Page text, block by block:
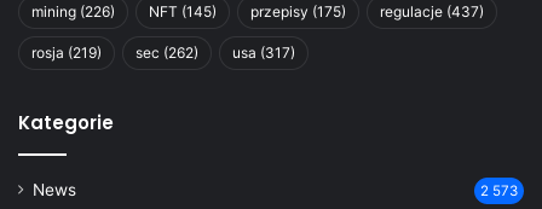
mining (226) NFT (145) przepisy (175) regulacje (437)
rosja (219) sec (262) usa (317)
Kategorie
News 2 573